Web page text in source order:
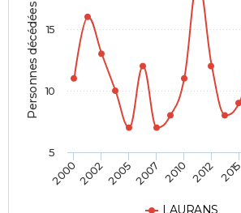
Personnes décédées
LAURANS
2000200220052007 2010 2012 2015
5
10
15